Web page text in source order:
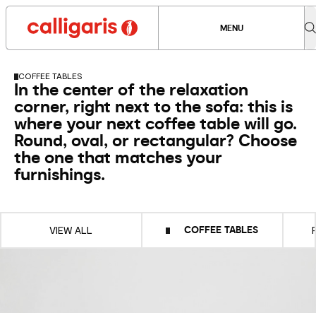
MENU
COFFEE TABLES
In the center of the relaxation
corner, right next to the sofa: this is
where your next coffee table will go.
Round, oval, or rectangular? Choose
the one that matches your
furnishings.
VIEW ALL COFFEE TABLES